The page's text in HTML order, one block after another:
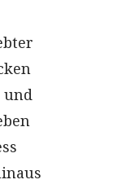
und